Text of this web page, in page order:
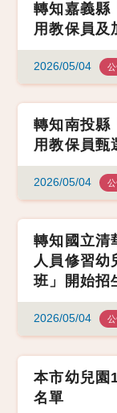
轉知嘉義縣
用教保員及
2026/05/04
轉知南投縣
用教保員甄
2026/05/04
轉知國立清
人員修習幼
班」開始招
2026/05/04
本市幼兒園
名單